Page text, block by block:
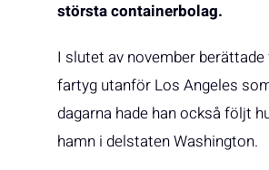
största containerbolag.
I slutet av november
fartyg utanför Los Angeles
dagarna hade han också följt
hamn i delstaten Washington.